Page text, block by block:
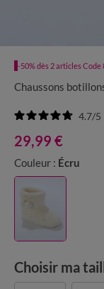
-50% dès 2 articles Code
Chaussons
4.7/5
29,99 €
Couleur : Écru
Choisir ma